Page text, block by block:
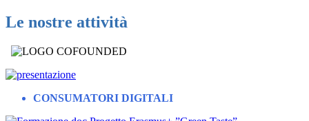
Le nostre attività
CONSUMATORI DIGITALI